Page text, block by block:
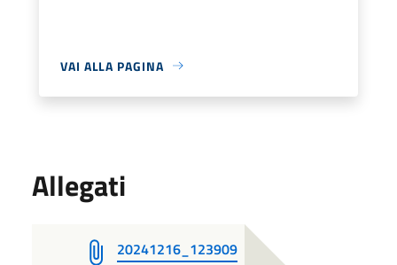
VAI ALLA PAGINA
Allegati
20241216_123909